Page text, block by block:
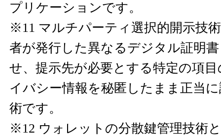
プリケーションです。
※11 マルチパーティ選択的開示技
者が発行した異なるデジタル証明
せ、提示先が必要とする特定の項
イバシー情報を秘匿したまま正当
術です。
※12 ウォレットの分散鍵管理技術